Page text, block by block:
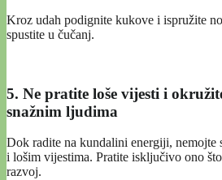
Kroz udah podignite kukove i ispružite
spustite u čučanj.
5. Ne pratite loše vijesti i
snažnim ljudima
Dok radite na kundalini energiji, nemojte
i lošim vijestima. Pratite isključivo ono
razvoj.